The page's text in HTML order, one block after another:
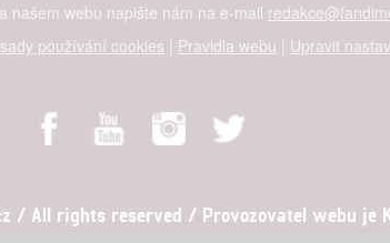
našem webu napište nám na e-mail
používání cookies | Pravidla webu | Upravit
/ All rights reserved / Provozovatel webu je